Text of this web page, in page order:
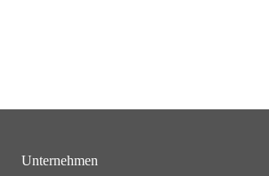
Unternehmen